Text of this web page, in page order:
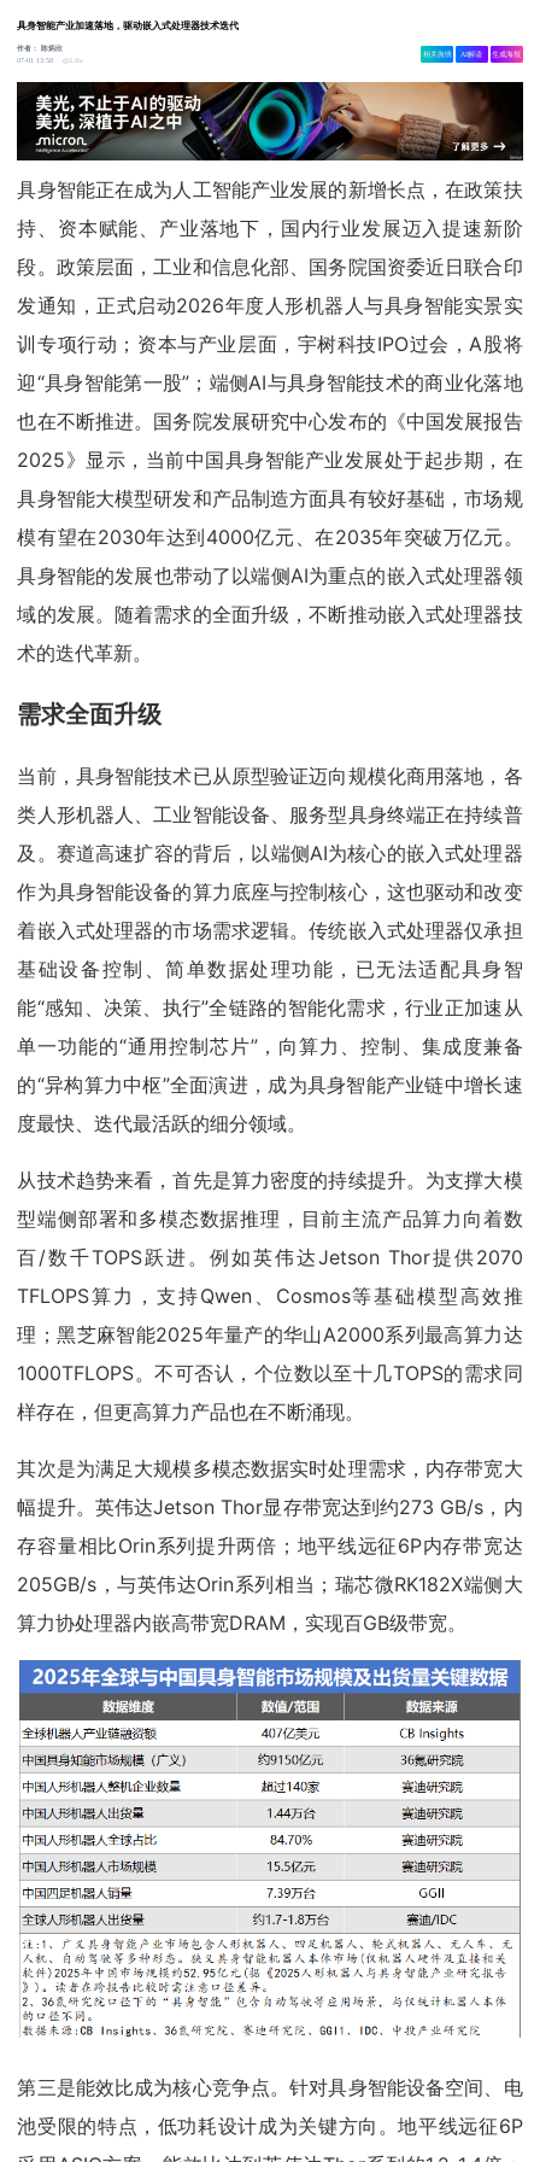
具身智能产业加速落地，驱动嵌入式处理器技术迭代
作者：
陈炳欣
07-01 13:58
3.8w
相关舆情 AI解读 生成海报
具身智能正在成为人工智能产业发展的新增长点，在政策扶
持、资本赋能、产业落地下，国内行业发展迈入提速新阶
段。政策层面，工业和信息化部、国务院国资委近日联合印
发通知，正式启动2026年度人形机器人与具身智能实景实
训专项行动；资本与产业层面，宇树科技IPO过会，A股将
迎“具身智能第一股”；端侧AI与具身智能技术的商业化落地
也在不断推进。国务院发展研究中心发布的《中国发展报告
2025》显示，当前中国具身智能产业发展处于起步期，在
具身智能大模型研发和产品制造方面具有较好基础，市场规
模有望在2030年达到4000亿元、在2035年突破万亿元。
具身智能的发展也带动了以端侧AI为重点的嵌入式处理器领
域的发展。随着需求的全面升级，不断推动嵌入式处理器技
术的迭代革新。
需求全面升级
当前，具身智能技术已从原型验证迈向规模化商用落地，各
类人形机器人、工业智能设备、服务型具身终端正在持续普
及。赛道高速扩容的背后，以端侧AI为核心的嵌入式处理器
作为具身智能设备的算力底座与控制核心，这也驱动和改变
着嵌入式处理器的市场需求逻辑。传统嵌入式处理器仅承担
基础设备控制、简单数据处理功能，已无法适配具身智
能“感知、决策、执行”全链路的智能化需求，行业正加速从
单一功能的“通用控制芯片”，向算力、控制、集成度兼备
的“异构算力中枢”全面演进，成为具身智能产业链中增长速
度最快、迭代最活跃的细分领域。
从技术趋势来看，首先是算力密度的持续提升。为支撑大模
型端侧部署和多模态数据推理，目前主流产品算力向着数
百/数千TOPS跃进。例如英伟达Jetson Thor提供2070
TFLOPS算力，支持Qwen、Cosmos等基础模型高效推
理；黑芝麻智能2025年量产的华山A2000系列最高算力达
1000TFLOPS。不可否认，个位数以至十几TOPS的需求同
样存在，但更高算力产品也在不断涌现。
其次是为满足大规模多模态数据实时处理需求，内存带宽大
幅提升。英伟达Jetson Thor显存带宽达到约273 GB/s，内
存容量相比Orin系列提升两倍；地平线远征6P内存带宽达
205GB/s，与英伟达Orin系列相当；瑞芯微RK182X端侧大
算力协处理器内嵌高带宽DRAM，实现百GB级带宽。
第三是能效比成为核心竞争点。针对具身智能设备空间、电
池受限的特点，低功耗设计成为关键方向。地平线远征6P